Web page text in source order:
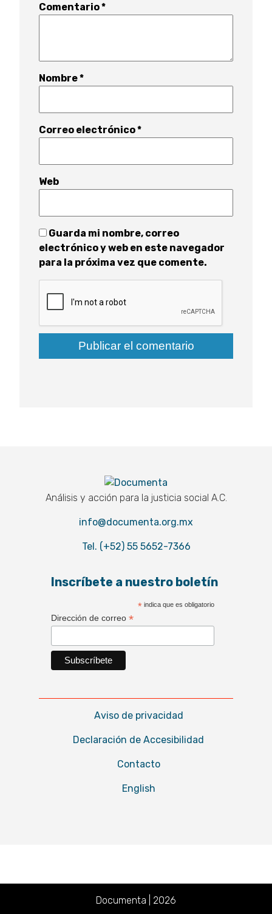
Comentario*
Nombre*
Correo electrónico*
Web
Guarda mi nombre, correo
electrónico y web en este navegador
para la próxima vez que comente.
Documenta
Análisis y acción para la justicia social A.C.
info@documenta.org.mx
Tel. (+52) 55 5652-7366
Inscríbete a nuestro boletín
*indica que es obligatorio
Dirección de correo *
Aviso de privacidad
Declaración de Accesibilidad
Contacto
English
Documenta | 2026